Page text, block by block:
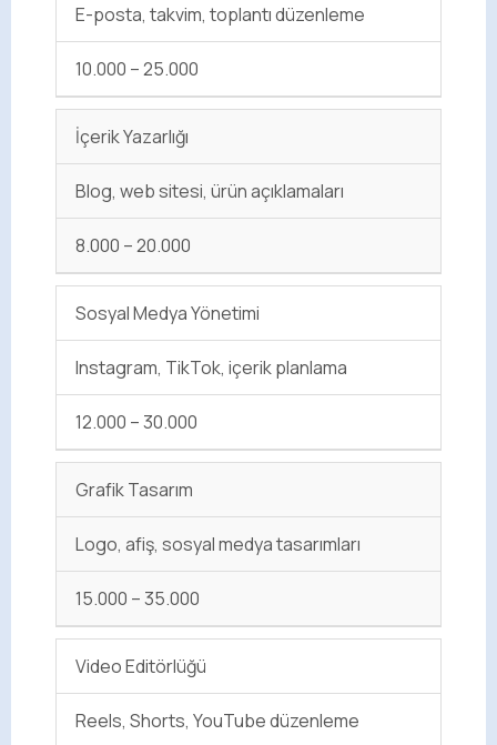
E-posta, takvim, toplantı düzenleme
10.000 – 25.000
İçerik Yazarlığı
Blog, web sitesi, ürün açıklamaları
8.000 – 20.000
Sosyal Medya Yönetimi
Instagram, TikTok, içerik planlama
12.000 – 30.000
Grafik Tasarım
Logo, afiş, sosyal medya tasarımları
15.000 – 35.000
Video Editörlüğü
Reels, Shorts, YouTube düzenleme